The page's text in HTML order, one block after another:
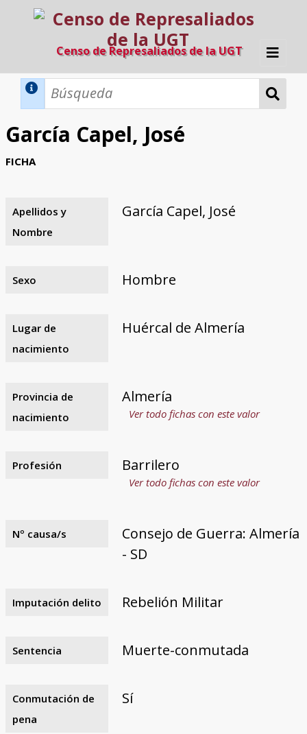
Censo de Represaliados de la UGT
Inicio
Búsqueda Dinámica
Búsqueda Avanzada
Razones y objetivos
El equipo
Colaboradores
Fuentes documentales
García Capel, José
FICHA
Apellidos y
Nombre
García Capel, José
Sexo Hombre
Lugar de
nacimiento
Huércal de Almería
Provincia de
nacimiento
Almería
Ver todo fichas con este valor
Profesión Barrilero
Ver todo fichas con este valor
Nº causa/s
Consejo de Guerra: Almería
- SD
Imputación delito Rebelión Militar
Sentencia Muerte-conmutada
Conmutación de
pena
Sí